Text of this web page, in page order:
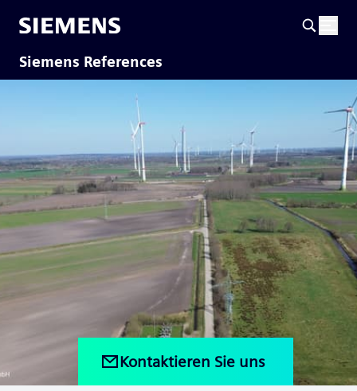
Siemens References
Kontaktieren Sie uns